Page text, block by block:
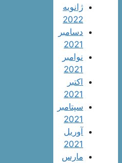
ژانویه
2022
دسامبر
2021
نوامبر
2021
اکتبر
2021
سپتامبر
2021
آوریل
2021
مارس